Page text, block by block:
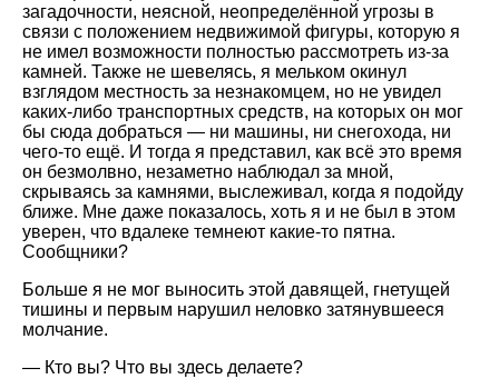
загадочности, неясной, неопределённой угрозы в
связи с положением недвижимой фигуры, которую я
не имел возможности полностью рассмотреть из-за
камней. Также не шевелясь, я мельком окинул
взглядом местность за незнакомцем, но не увидел
каких-либо транспортных средств, на которых он мог
бы сюда добраться — ни машины, ни снегохода, ни
чего-то ещё. И тогда я представил, как всё это время
он безмолвно, незаметно наблюдал за мной,
скрываясь за камнями, выслеживал, когда я подойду
ближе. Мне даже показалось, хоть я и не был в этом
уверен, что вдалеке темнеют какие-то пятна.
Сообщники?
Больше я не мог выносить этой давящей, гнетущей
тишины и первым нарушил неловко затянувшееся
молчание.
— Кто вы? Что вы здесь делаете?